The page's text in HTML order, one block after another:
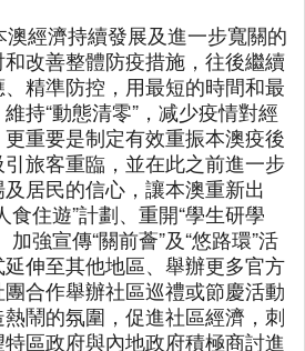
經濟持續發展及進一步寬關的
改善整體防疫措施，往後繼續
精準防控，用最短的時間和最
持“動態清零”，减少疫情對經
重要是制定有效重振本澳疫後
旅客重臨，並在此之前進一步
居民的信心，讓本澳重新出
食住遊”計劃、重開“學生研學
強宣傳“關前薈”及“悠路環”活
伸至其他地區、舉辦更多官方
合作舉辦社區巡禮或節慶活動
鬧的氛圍，促進社區經濟，刺
區政府與內地政府積極商討進